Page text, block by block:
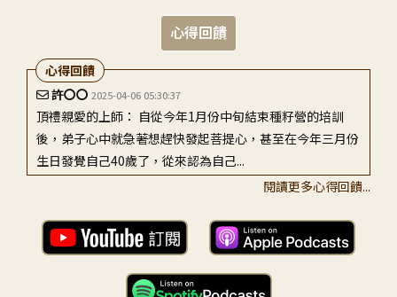
心得回饋
許〇〇 2025-04-06 05:30:37
頂禮親愛的上師： 自從今年1月份中旬結束種籽營的培訓
後，弟子心中就急著想趕快發起菩提心，甚至在今年三月份
生日發覺自己40歲了，從來認為自己...
感恩頂禮上師: 為我等弟子開示，教導弟子對所聞的教義、
次第各個扼要─要反覆地思考、衡量、細察；並為了使心中
熟習，勤奮地串習其中的所緣行相。...
心得回饋
閱讀更多心得回饋...